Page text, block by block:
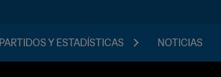
PARTIDOS Y ESTADÍSTICAS NOTICIAS